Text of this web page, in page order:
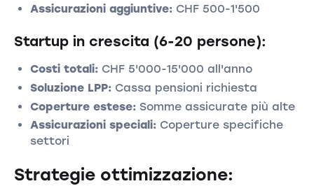
Assicurazioni aggiuntive: CHF 500-1'500
Startup in crescita (6-20 persone):
Costi totali: CHF 5'000-15'000 all'anno
Soluzione LPP: Cassa pensioni richiesta
Coperture estese: Somme assicurate più alte
Assicurazioni speciali: Coperture specifiche
settori
Strategie ottimizzazione: